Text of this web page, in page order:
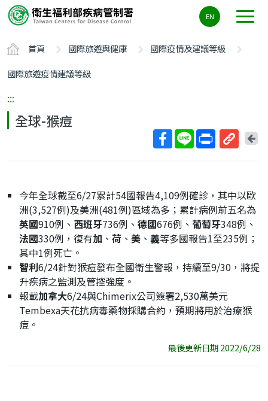
要
容
ALT+C
EN
首頁 國際旅遊與健康
國際疫情及建議等級
國際旅遊疫情建議等級
:::
全球-猴痘
網
址
回
今年全球截至6/27累計54國報告4,109例確診，其中以歐
洲(3,527例)及美洲(481例)區域為多；累計病例前五名為
英國910例、 西班牙736例、 德國676例、 葡萄牙348例、
法國330例，復有加 、 荷 、 美 、 義等多國報告1至235例；
其中1例死亡。
智利6/24針對猴痘發布全國衛生警報，持續至9/30，將提
升疾病之監測及管控強度。
報載加拿大6/24與Chimerix公司簽署2,530萬美元
Tembexa天花抗病毒藥物採購合約，預期將用於治療猴
痘。
最後更新日期 2022/6/28